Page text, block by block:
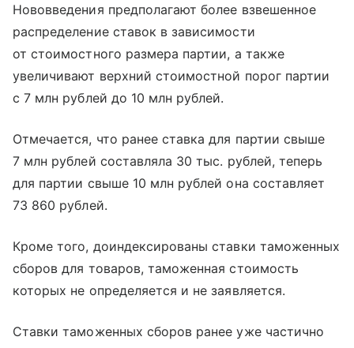
Нововведения предполагают более взвешенное
распределение ставок в зависимости
от стоимостного размера партии, а также
увеличивают верхний стоимостной порог партии
с 7 млн рублей до 10 млн рублей.
Отмечается, что ранее ставка для партии свыше
7 млн рублей составляла 30 тыс. рублей, теперь
для партии свыше 10 млн рублей она составляет
73 860 рублей.
Кроме того, доиндексированы ставки таможенных
сборов для товаров, таможенная стоимость
которых не определяется и не заявляется.
Ставки таможенных сборов ранее уже частично